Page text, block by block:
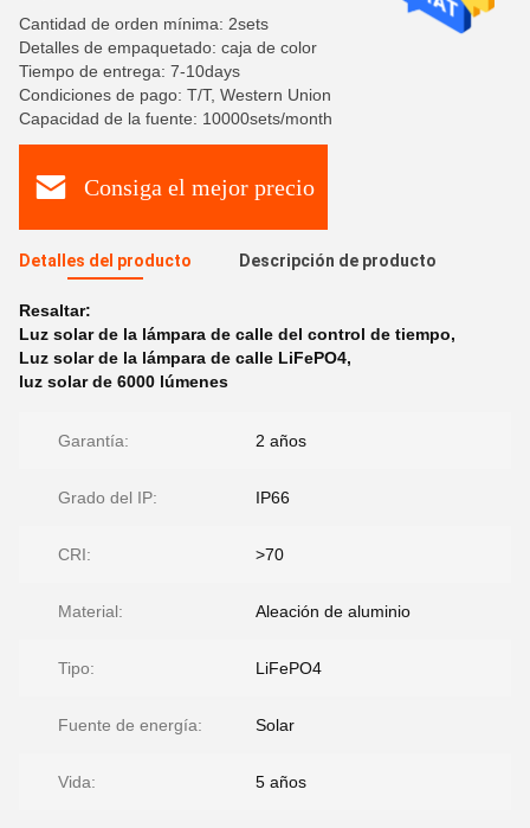
Cantidad de orden mínima: 2sets
Detalles de empaquetado: caja de color
Tiempo de entrega: 7-10days
Condiciones de pago: T/T, Western Union
Capacidad de la fuente: 10000sets/month
Consiga el mejor precio
Detalles del producto Descripción de producto
Resaltar:
Luz solar de la lámpara de calle del control de tiempo,
Luz solar de la lámpara de calle LiFePO4,
luz solar de 6000 lúmenes
Garantía: 2 años
Grado del IP: IP66
CRI: >70
Material: Aleación de aluminio
Tipo: LiFePO4
Fuente de energía: Solar
Vida: 5 años